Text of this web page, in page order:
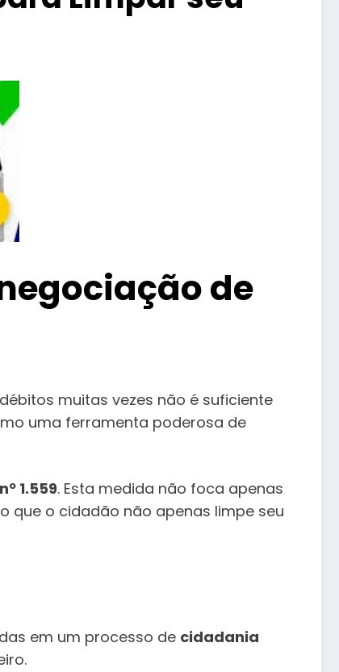
de
muitas vezes não é suficiente
uma ferramenta poderosa de
1.559. Esta medida não foca apenas
que o cidadão não apenas limpe seu
em um processo de cidadania